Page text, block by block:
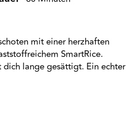
mit einer herzhaften
SmartRice.
lange gesättigt. Ein echter